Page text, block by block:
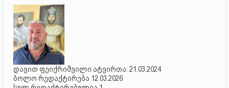
დავით ფეიქრიშვილი ატვირთა: 21.03.2024
ბოლო რედაქტირება 12.03.2026